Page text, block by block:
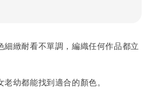
細緻耐看不單調，編織任何作品都立
幼都能找到適合的顏色。